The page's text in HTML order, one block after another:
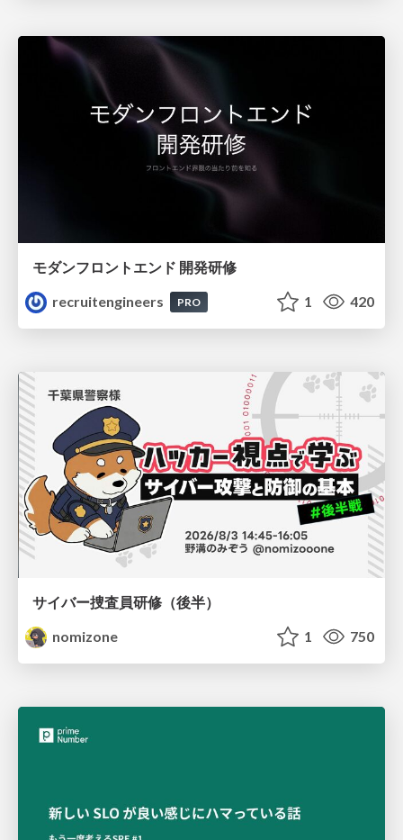
モダンフロントエンド 開発研修
recruitengineers
PRO 1 420
サイバー捜査員研修（後半）
nomizone
1 750